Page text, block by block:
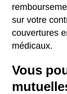
sur votre
couvertures
médicaux.
Vous